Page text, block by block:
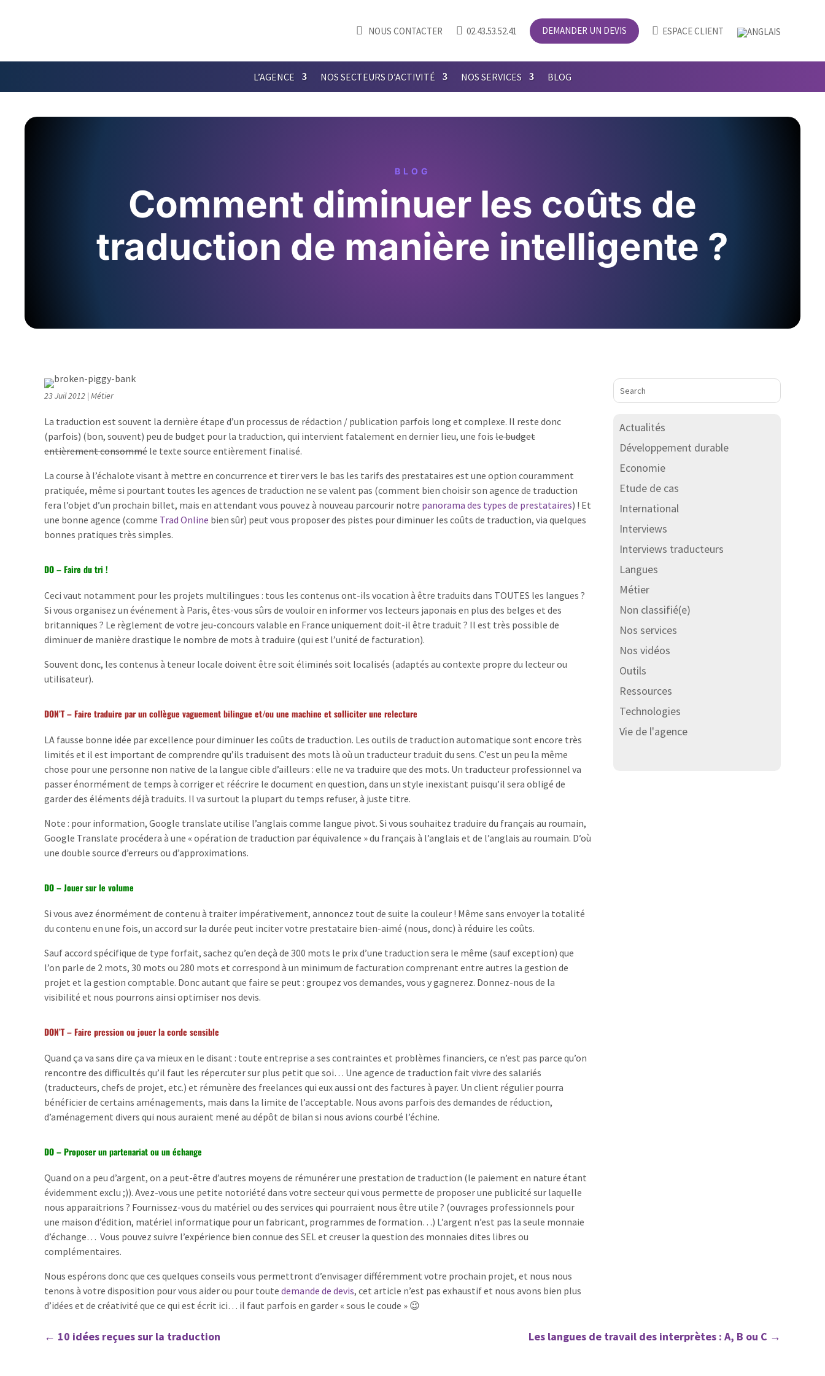
 NOUS CONTACTER  02.43.53.52.41 DEMANDER UN DEVIS  ESPACE CLIENT
L’AGENCE NOS SECTEURS D’ACTIVITÉ NOS SERVICES BLOG
BLOG
Comment diminuer les coûts de
traduction de manière intelligente ?
23 Juil 2012 | Métier
La traduction est souvent la dernière étape d’un processus de rédaction / publication parfois long et complexe. Il reste donc
(parfois) (bon, souvent) peu de budget pour la traduction, qui intervient fatalement en dernier lieu, une fois le budget
entièrement consommé le texte source entièrement finalisé.
La course à l’échalote visant à mettre en concurrence et tirer vers le bas les tarifs des prestataires est une option couramment
pratiquée, même si pourtant toutes les agences de traduction ne se valent pas (comment bien choisir son agence de traduction
fera l’objet d’un prochain billet, mais en attendant vous pouvez à nouveau parcourir notre panorama des types de prestataires) ! Et
une bonne agence (comme Trad Online bien sûr) peut vous proposer des pistes pour diminuer les coûts de traduction, via quelques
bonnes pratiques très simples.
DO – Faire du tri !
Ceci vaut notamment pour les projets multilingues : tous les contenus ont-ils vocation à être traduits dans TOUTES les langues ?
Si vous organisez un événement à Paris, êtes-vous sûrs de vouloir en informer vos lecteurs japonais en plus des belges et des
britanniques ? Le règlement de votre jeu-concours valable en France uniquement doit-il être traduit ? Il est très possible de
diminuer de manière drastique le nombre de mots à traduire (qui est l’unité de facturation).
Souvent donc, les contenus à teneur locale doivent être soit éliminés soit localisés (adaptés au contexte propre du lecteur ou
utilisateur).
DON’T – Faire traduire par un collègue vaguement bilingue et/ou une machine et solliciter une relecture
LA fausse bonne idée par excellence pour diminuer les coûts de traduction. Les outils de traduction automatique sont encore très
limités et il est important de comprendre qu’ils traduisent des mots là où un traducteur traduit du sens. C’est un peu la même
chose pour une personne non native de la langue cible d’ailleurs : elle ne va traduire que des mots. Un traducteur professionnel va
passer énormément de temps à corriger et réécrire le document en question, dans un style inexistant puisqu’il sera obligé de
garder des éléments déjà traduits. Il va surtout la plupart du temps refuser, à juste titre.
Note : pour information, Google translate utilise l’anglais comme langue pivot. Si vous souhaitez traduire du français au roumain,
Google Translate procédera à une « opération de traduction par équivalence » du français à l’anglais et de l’anglais au roumain. D’où
une double source d’erreurs ou d’approximations.
DO – Jouer sur le volume
Si vous avez énormément de contenu à traiter impérativement, annoncez tout de suite la couleur ! Même sans envoyer la totalité
du contenu en une fois, un accord sur la durée peut inciter votre prestataire bien-aimé (nous, donc) à réduire les coûts.
Sauf accord spécifique de type forfait, sachez qu’en deçà de 300 mots le prix d’une traduction sera le même (sauf exception) que
l’on parle de 2 mots, 30 mots ou 280 mots et correspond à un minimum de facturation comprenant entre autres la gestion de
projet et la gestion comptable. Donc autant que faire se peut : groupez vos demandes, vous y gagnerez. Donnez-nous de la
visibilité et nous pourrons ainsi optimiser nos devis.
DON’T – Faire pression ou jouer la corde sensible
Quand ça va sans dire ça va mieux en le disant : toute entreprise a ses contraintes et problèmes financiers, ce n’est pas parce qu’on
rencontre des difficultés qu’il faut les répercuter sur plus petit que soi… Une agence de traduction fait vivre des salariés
(traducteurs, chefs de projet, etc.) et rémunère des freelances qui eux aussi ont des factures à payer. Un client régulier pourra
bénéficier de certains aménagements, mais dans la limite de l’acceptable. Nous avons parfois des demandes de réduction,
d’aménagement divers qui nous auraient mené au dépôt de bilan si nous avions courbé l’échine.
DO – Proposer un partenariat ou un échange
Quand on a peu d’argent, on a peut-être d’autres moyens de rémunérer une prestation de traduction (le paiement en nature étant
évidemment exclu ;)). Avez-vous une petite notoriété dans votre secteur qui vous permette de proposer une publicité sur laquelle
nous apparaitrions ? Fournissez-vous du matériel ou des services qui pourraient nous être utile ? (ouvrages professionnels pour
une maison d’édition, matériel informatique pour un fabricant, programmes de formation…) L’argent n’est pas la seule monnaie
d’échange… Vous pouvez suivre l’expérience bien connue des SEL et creuser la question des monnaies dites libres ou
complémentaires.
Nous espérons donc que ces quelques conseils vous permettront d’envisager différemment votre prochain projet, et nous nous
tenons à votre disposition pour vous aider ou pour toute demande de devis, cet article n’est pas exhaustif et nous avons bien plus
d’idées et de créativité que ce qui est écrit ici… il faut parfois en garder « sous le coude » 😉
Actualités
Développement durable
Economie
Etude de cas
International
Interviews
Interviews traducteurs
Langues
Métier
Non classifié(e)
Nos services
Nos vidéos
Outils
Ressources
Technologies
Vie de l'agence
← 10 idées reçues sur la traduction Les langues de travail des interprètes : A, B ou C →